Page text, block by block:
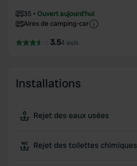
35
Ouvert aujourd'hui
Aires de camping-car
3.54 avis
Installations
Rejet des eaux usées
Rejet des toilettes chimiques